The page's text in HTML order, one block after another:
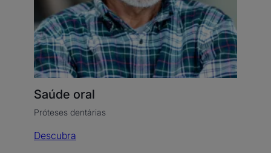
Saúde oral
Próteses dentárias
Descubra